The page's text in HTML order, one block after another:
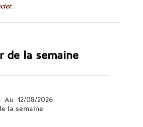
.
de la semaine
Au 12/08/2026
la semaine